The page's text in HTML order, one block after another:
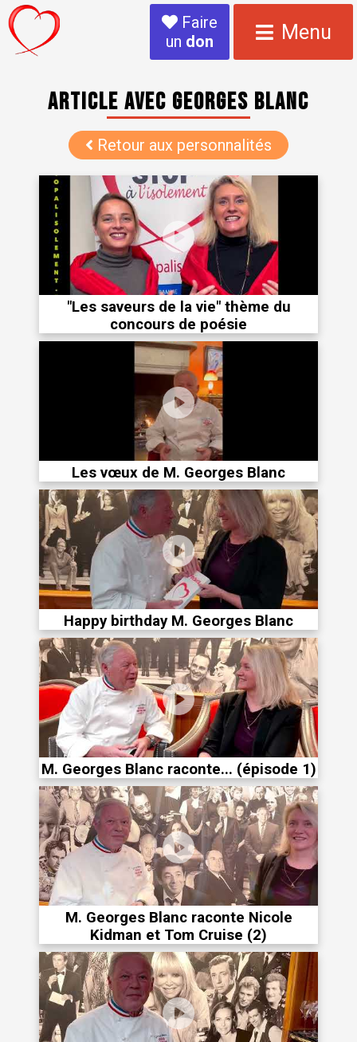
Faire
un don Menu
Article avec Georges BLANC
Retour aux personnalités
"Les saveurs de la vie" thème du
concours de poésie
Les vœux de M. Georges Blanc
Happy birthday M. Georges Blanc
M. Georges Blanc raconte... (épisode 1)
M. Georges Blanc raconte Nicole
Kidman et Tom Cruise (2)